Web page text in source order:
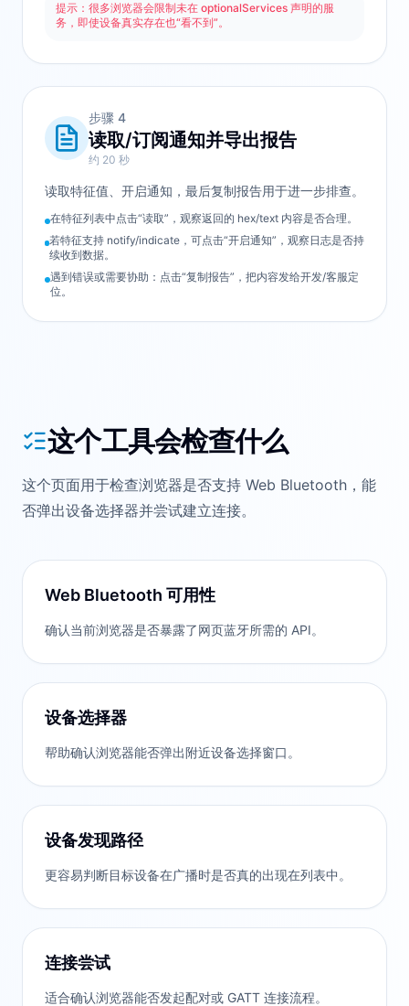
提示：很多浏览器会限制未在 optionalServices 声明的服
务，即使设备真实存在也“看不到”。
步骤 4
读取/订阅通知并导出报告
约 20 秒
读取特征值、开启通知，最后复制报告用于进一步排查。
在特征列表中点击“读取”，观察返回的 hex/text 内容是否合理。
若特征支持 notify/indicate，可点击“开启通知”，观察日志是否持
续收到数据。
遇到错误或需要协助：点击“复制报告”，把内容发给开发/客服定
位。
这个工具会检查什么
这个页面用于检查浏览器是否支持 Web Bluetooth，能
否弹出设备选择器并尝试建立连接。
Web Bluetooth 可用性
确认当前浏览器是否暴露了网页蓝牙所需的 API。
设备选择器
帮助确认浏览器能否弹出附近设备选择窗口。
设备发现路径
更容易判断目标设备在广播时是否真的出现在列表中。
连接尝试
适合确认浏览器能否发起配对或 GATT 连接流程。